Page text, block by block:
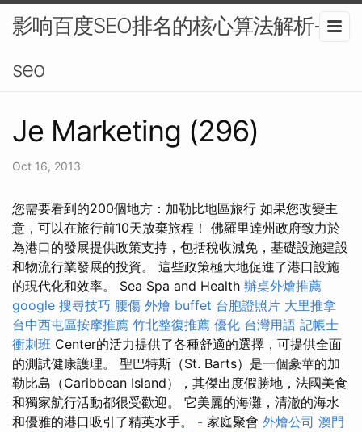
影响百度SEO排名的核心算法解析-
seo
Je Marketing (296)
Oct 16, 2013
您需要看到的200個地方：加勒比地區旅行 如果您改變主
意，可以在旅行前10天放棄旅程！ 佛羅里達州政府致力於
為港口的發展提供政策支持，包括稅收減免，基礎設施建設
和物流行業發展的投資。 這些政策極大地促進了港口設施
的現代化和效率。 Sea Spa and Health 辦桌外燴推薦
google 搜尋技巧 腰傷 外燴 buffet 台胞證照片 大里推拿
台中西屯區按摩推薦 竹北整復推薦 優化 台灣用語 記帳士
衝刺班 Center的活力提供了各種舒適的選擇，可提供全面
的測試健康護理。 聖巴特斯（St. Barts）是一個豪華的加
勒比島（Caribbean Island），其傑出度假勝地，法國美食
和獨家航行活動都很受歡迎。 它美麗的海灘，清澈的海水
和優雅的港口吸引了精英水手。 - 家庭聚會 外燴公司 澳門